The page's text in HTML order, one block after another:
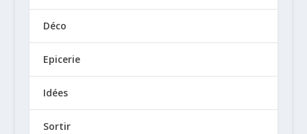
Déco
Epicerie
Idées
Sortir